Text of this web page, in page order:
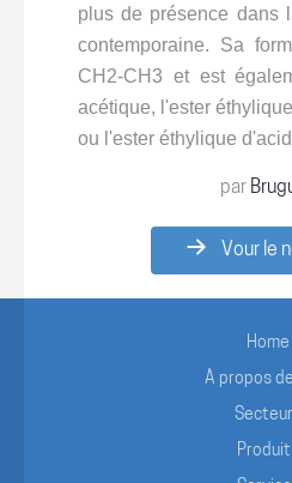
plus de présence dans
contemporaine. Sa
CH2-CH3 et est
acétique, l'ester
ou l'ester éthylique
par
Vour le
Home
À propos